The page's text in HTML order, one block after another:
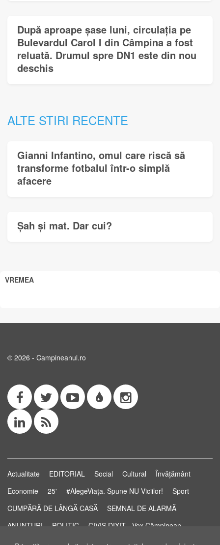
După aproape șase luni, circulația pe
Bulevardul Carol I din Câmpina a fost
reluată. Drumul spre DN1 este din nou
deschis
ALTE STIRI RECENTE
Gianni Infantino, omul care riscă să
transforme fotbalul într-o simplă
afacere
Șah și mat. Dar cui?
VREMEA
© 2026 - Campineanul.ro
Actualitate EDITORIAL Social Cultural
Învățământ
Economie
25' #AlegeViața. Spune NU Viciilor!
Sport
CUMPĂRĂ DE LÂNGĂ CASĂ
SEMNAL DE ALARMĂ
ANUNȚURI
POLITIC
CIVIS DIXIT - Vox Câmpinean
Știri...să știi!
Pastila de Sănătate STUDIO ELECTORAL